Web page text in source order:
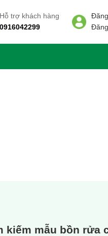
Hỗ trợ khách hàng
0916042299
kiếm mẫu bồn rửa